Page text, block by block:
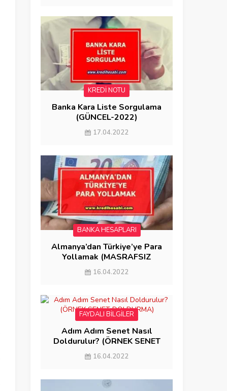
KREDİ NOTU
Banka Kara Liste Sorgulama
(GÜNCEL-2022)
17.04.2022
BANKA HESAPLARI
Almanya’dan Türkiye’ye Para
Yollamak (MASRAFSIZ
GÖNDERME)
16.04.2022
FAYDALI BİLGİLER
Adım Adım Senet Nasıl
Doldurulur? (ÖRNEK SENET
DOLDURMA)
16.04.2022